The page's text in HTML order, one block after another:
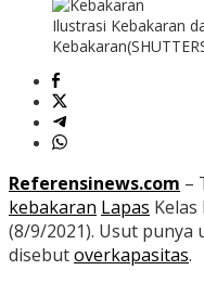
Ilustrasi Kebakaran
Referensinews.com –
kebakaran Lapas
(8/9/2021). Usut punya
disebutoverkapasitas.